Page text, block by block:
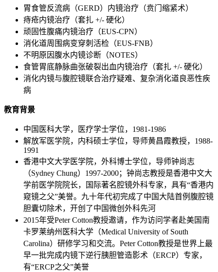
胃食管反流病（GERD）内镜治疗（贲门缩紧术）
痔疮内镜治疗（套扎 +/- 硬化）
顽固性腹痛内镜治疗（EUS-CPN）
消化道周围病变穿刺活检（EUS-FNB）
不明原因腹水内镜诊断（NOTES）
食管胃底静脉曲张破裂出血内镜治疗（套扎 +/- 硬化）
消化内镜与腹腔镜联合治疗疑难、复杂消化道良恶性疾
病
教育背景
中国医科大学，医疗学士学位，1981-1986
解放军医学院，内科硕士学位，导师黄昌霞教授，1988-
1991
香港中文大学医学院，外科博士学位，导师钟尚志
（Sydney Chung）1997-2000；钟尚志教授是香港中文大
学前医学院院长，国际著名腔镜外科专家，具有“香港内
窥镜之父”美誉。九十年代初完成了中国大陆首例腹腔镜
胆囊切除术，开创了中国微创外科先河
2015年受Peter Cotton教授邀请，作为访问学者赴美国南
卡罗莱纳州医科大学（Medical University of South
Carolina）研修学习和交流。Peter Cotton教授是世界上最
早一批完成内镜下逆行胰胆管造影术（ERCP）专家，
有“ERCP之父”美誉